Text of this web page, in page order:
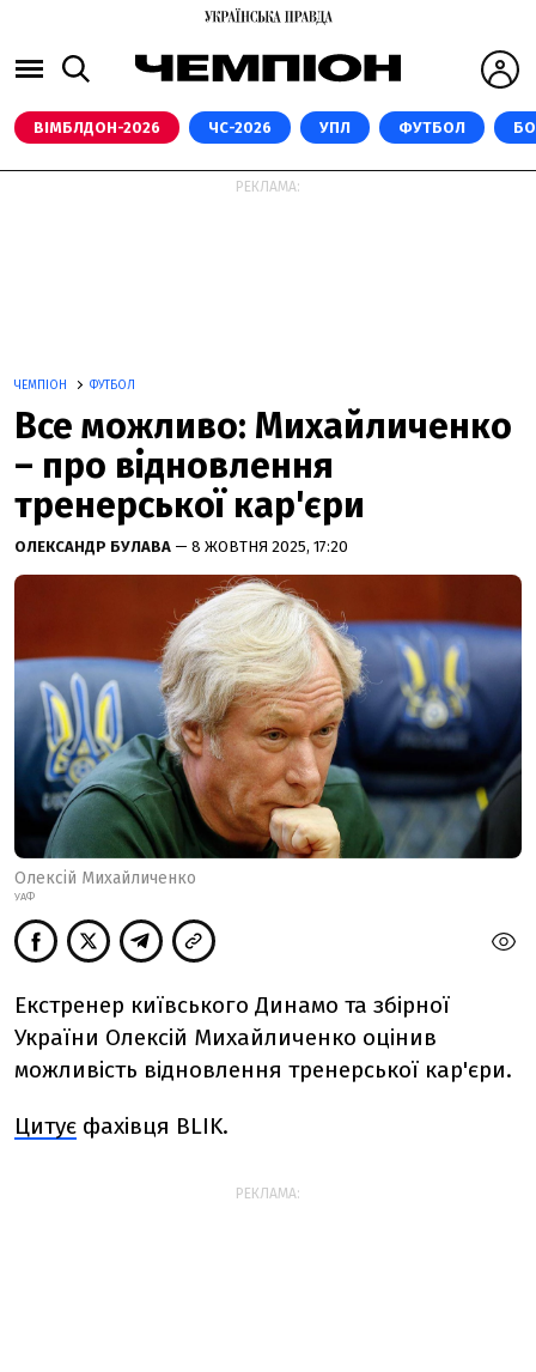
ВІМБЛДОН-2026 ЧС-2026 УПЛ ФУТБОЛ
РЕКЛАМА:
ЧЕМПІОН ФУТБОЛ
Все можливо: Михайличенко
– про відновлення
тренерської кар'єри
ОЛЕКСАНДР БУЛАВА — 8 ЖОВТНЯ 2025, 17:20
Олексій Михайличенко
УАФ
Екстренер київського Динамо та збірної
України Олексій Михайличенко оцінив
можливість відновлення тренерської кар'єри.
Цитує фахівця BLIK.
РЕКЛАМА: